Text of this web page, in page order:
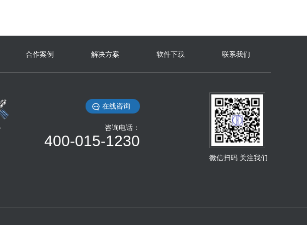
合作案例 解决方案 软件下载 联系我们
在线咨询
咨询电话：
400-015-1230
微信扫码 关注我们